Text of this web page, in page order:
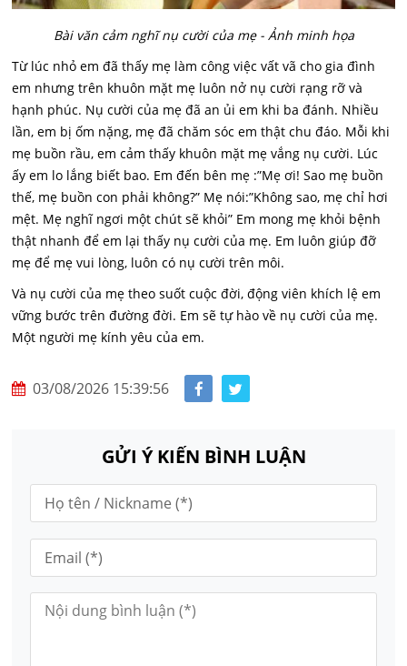
Bài văn cảm nghĩ nụ cười của mẹ - Ảnh minh họa
Từ lúc nhỏ em đã thấy mẹ làm công việc vất vã cho gia đình
em nhưng trên khuôn mặt mẹ luôn nở nụ cười rạng rỡ và
hạnh phúc. Nụ cười của mẹ đã an ủi em khi ba đánh. Nhiều
lần, em bị ốm nặng, mẹ đã chăm sóc em thật chu đáo. Mỗi khi
mẹ buồn rầu, em cảm thấy khuôn mặt mẹ vắng nụ cười. Lúc
ấy em lo lắng biết bao. Em đến bên mẹ :”Mẹ ơi! Sao mẹ buồn
thế, mẹ buồn con phải không?” Mẹ nói:”Không sao, mẹ chỉ hơi
mệt. Mẹ nghĩ ngơi một chút sẽ khỏi” Em mong mẹ khỏi bệnh
thật nhanh để em lại thấy nụ cười của mẹ. Em luôn giúp đỡ
mẹ để mẹ vui lòng, luôn có nụ cười trên môi.
Và nụ cười của mẹ theo suốt cuộc đời, động viên khích lệ em
vững bước trên đường đời. Em sẽ tự hào về nụ cười của mẹ.
Một người mẹ kính yêu của em.
03/08/2026 15:39:56
GỬI Ý KIẾN BÌNH LUẬN